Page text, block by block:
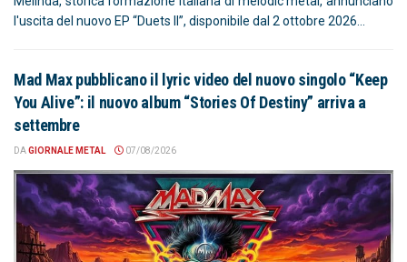
l'uscita del nuovo EP “Duets II”, disponibile dal 2 ottobre 2026...
Mad Max pubblicano il lyric video del nuovo singolo “Keep
You Alive”: il nuovo album “Stories Of Destiny” arriva a
settembre
DAGIORNALE METAL 07/08/2026